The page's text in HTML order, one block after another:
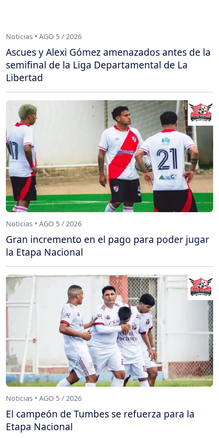
Noticias • AGO 5 / 2026
Ascues y Alexi Gómez amenazados antes de la
semifinal de la Liga Departamental de La
Libertad
Noticias • AGO 5 / 2026
Gran incremento en el pago para poder jugar
la Etapa Nacional
Noticias • AGO 5 / 2026
El campeón de Tumbes se refuerza para la
Etapa Nacional